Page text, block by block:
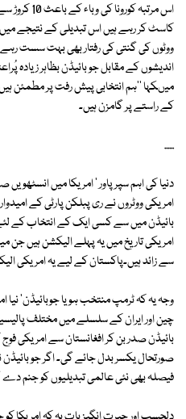
اس مرتبہ
کاسٹ کر رہے ہیں اس تبدیلی کے نتیجے
ووٹوں کی گنتی کی رفتار بھی بہت سست
اندیشوں کے مقابل جو بائیڈن بظاہر زیادہ
میںکہا ''ہم انتخابی پیش رفت پر مطمئن
کے راستے پر گامزن ہیں۔
......
دنیا کی اہم سپر پاور ' امریکا میں
امریکی ووٹروں نے ری پبلکن پارٹی کے
بائیڈن میں سے کسی ایک کے انتخاب کے
سے زائد ہیں۔پاکستان کے لیے یہ امریکی
وجہ یہ کہ ٹرمپ منتخب ہو یا جوبائیڈن' نیا
چین اور ایران کے سلسلے میں مختلف
بائیڈن صدر بن کر افغانستان سے امریکی
صورتحال یکسر بدل جائے گی۔ اگر جو
فیصلہ بھی نئی عالمی تبدیلیوں کو جنم دے